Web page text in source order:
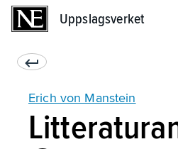
Uppslagsverket
Erich von Manstein